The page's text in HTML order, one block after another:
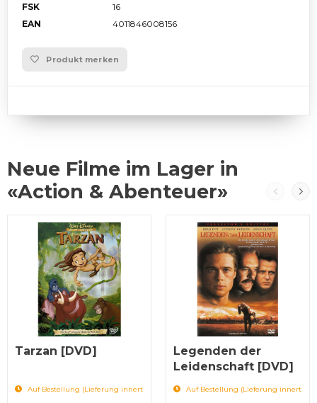
FSK
16
EAN
4011846008156
Produkt merken
Neue Filme im Lager in
«Action & Abenteuer»
Tarzan [DVD]
Auf Bestellung (Lieferung innert
Legenden der
Leidenschaft [DVD]
Auf Bestellung (Lieferung innert